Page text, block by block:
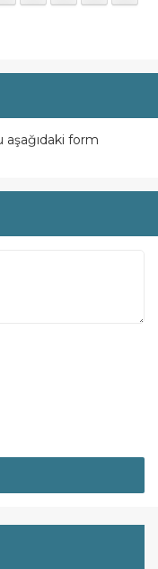
aşağıdaki form